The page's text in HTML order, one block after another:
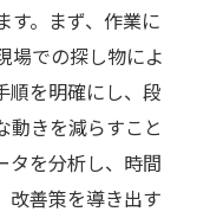
す。まず、作業に
場での探し物によ
順を明確にし、段
動きを減らすこと
タを分析し、時間
改善策を導き出す